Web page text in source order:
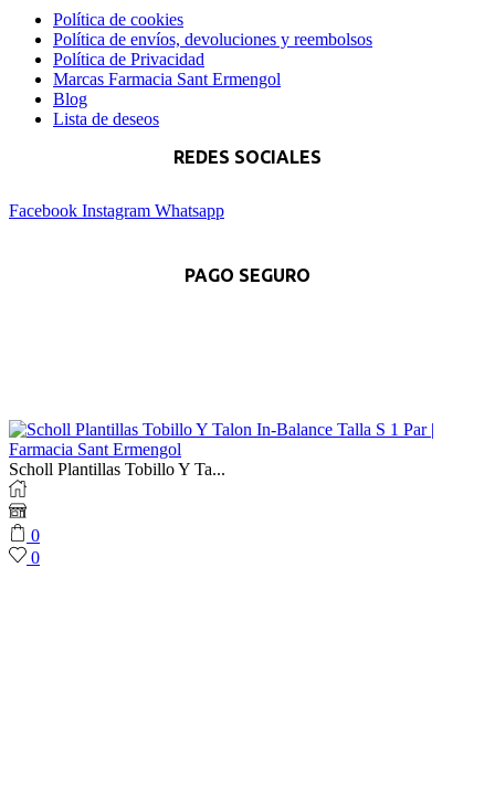
Política de cookies
Política de envíos, devoluciones y reembolsos
Política de Privacidad
Marcas Farmacia Sant Ermengol
Blog
Lista de deseos
REDES SOCIALES
Facebook Instagram Whatsapp
PAGO SEGURO
Scholl Plantillas Tobillo Y Ta...
0
0